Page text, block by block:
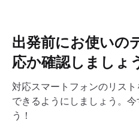
出発前にお使いの
応か確認しましょ
対応スマートフォンのリス
できるようにしましょう。
う！